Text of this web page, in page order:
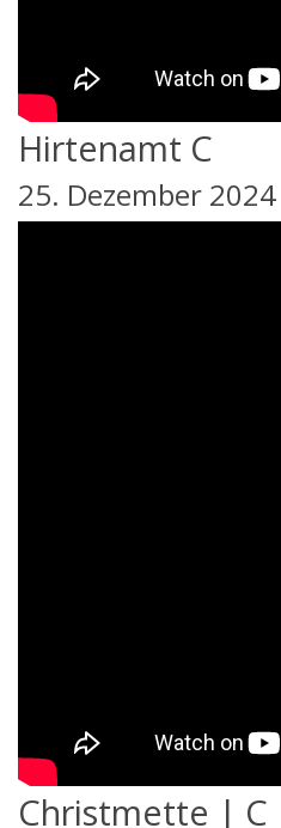
Hirtenamt C
25. Dezember
Christmette | C